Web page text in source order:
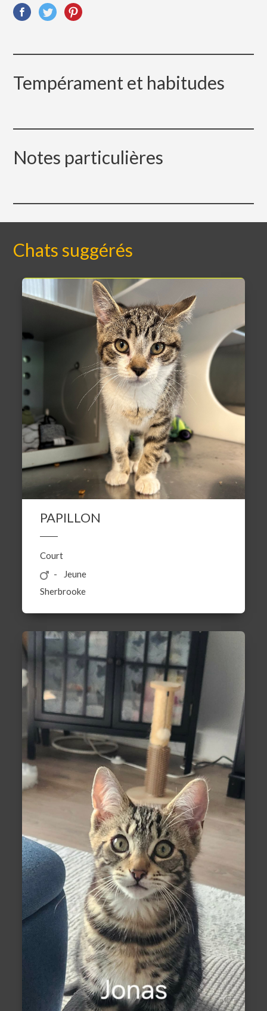
Tempérament et habitudes
Notes particulières
Chats suggérés
PAPILLON
Court
Jeune
Sherbrooke